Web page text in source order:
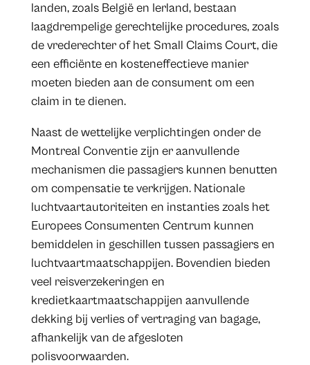
landen, zoals België en Ierland, bestaan
laagdrempelige gerechtelijke procedures, zoals
de vrederechter of het Small Claims Court, die
een efficiënte en kosteneffectieve manier
moeten bieden aan de consument om een
claim in te dienen.
Naast de wettelijke verplichtingen onder de
Montreal Conventie zijn er aanvullende
mechanismen die passagiers kunnen benutten
om compensatie te verkrijgen. Nationale
luchtvaartautoriteiten en instanties zoals het
Europees Consumenten Centrum kunnen
bemiddelen in geschillen tussen passagiers en
luchtvaartmaatschappijen. Bovendien bieden
veel reisverzekeringen en
kredietkaartmaatschappijen aanvullende
dekking bij verlies of vertraging van bagage,
afhankelijk van de afgesloten
polisvoorwaarden.